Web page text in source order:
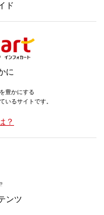
ド
に
豊かにする
いるサイトです。
？
ンツ